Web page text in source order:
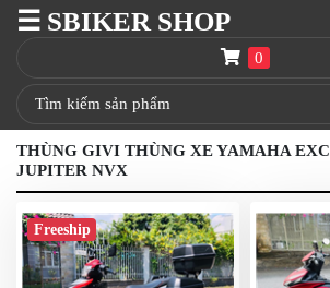
☰ SBIKER SHOP
0
SBIKER
TRANG
CHỦ
THÙNG
GIVI
BAGA
GIVI
HRX
THÙNG GIVI THÙNG XE YAMAHA
JUPITER NVX
Freeship